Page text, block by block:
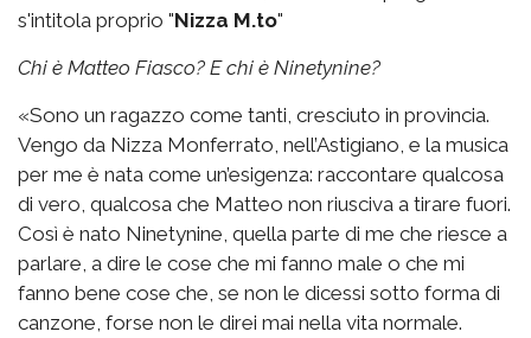
s'intitola proprio "Nizza M.to"
Chi è Matteo Fiasco? E chi è Ninetynine?
«Sono un ragazzo come tanti, cresciuto in provincia.
Vengo da Nizza Monferrato, nell’Astigiano, e la musica
per me è nata come un’esigenza: raccontare qualcosa
di vero, qualcosa che Matteo non riusciva a tirare fuori.
Così è nato Ninetynine, quella parte di me che riesce a
parlare, a dire le cose che mi fanno male o che mi
fanno bene cose che, se non le dicessi sotto forma di
canzone, forse non le direi mai nella vita normale.